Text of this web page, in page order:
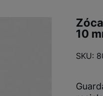
10
SKU: